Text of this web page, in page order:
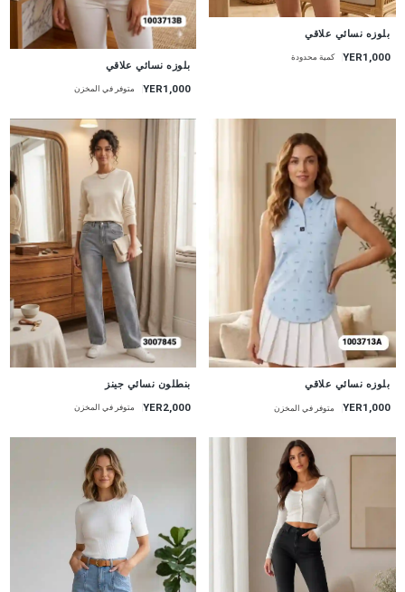
بلوزه نسائي علاقي
YER1,000 كمية محدودة
بلوزه نسائي علاقي
YER1,000 متوفر في المخزن
بلوزه نسائي علاقي
YER1,000 متوفر في المخزن
بنطلون نسائي جينز
YER2,000 متوفر في المخزن